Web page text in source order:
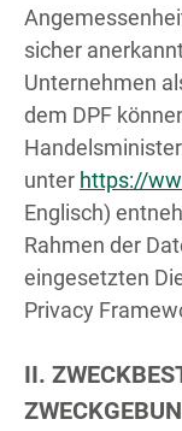
sicher
Unternehmen
dem DPF
unter https://
Englisch)
Rahmen der
eingesetzten
Privacy
II.